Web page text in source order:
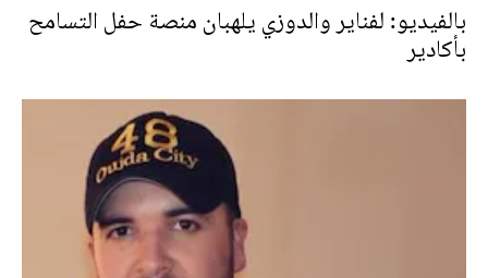
بالفيديو: لفناير والدوزي يلهبان منصة حفل التسامح
بأكادير